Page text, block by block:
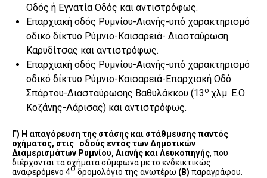
Οδός ή Εγνατία Οδός και αντιστρόφως.
Επαρχιακή οδός Ρυμνίου-Αιανής-υπό χαρακτηρισμό
οδικό δίκτυο Ρύμνιο-Καισαρειά- Διασταύρωση
Καρυδίτσας και αντιστρόφως.
Επαρχιακή οδός Ρυμνίου-Αιανής-υπό χαρακτηρισμό
οδικό δίκτυο Ρύμνιο-Καισαρειά-Επαρχιακή Οδό
Σπάρτου-Διασταύρωσης Βαθυλάκκου (13ο χλμ. Ε.Ο.
Κοζάνης-Λάρισας) και αντιστρόφως.
Γ) Η απαγόρευση της στάσης και στάθμευσης παντός
οχήματος, στις οδούς εντός των Δημοτικών
Διαμερισμάτων Ρυμνίου, Αιανής και Λευκοπηγής, που
διέρχονται τα οχήματα σύμφωνα με το ενδεικτικώς
αναφερόμενο 4Ο δρομολόγιο της ανωτέρω (Β) παραγράφου.